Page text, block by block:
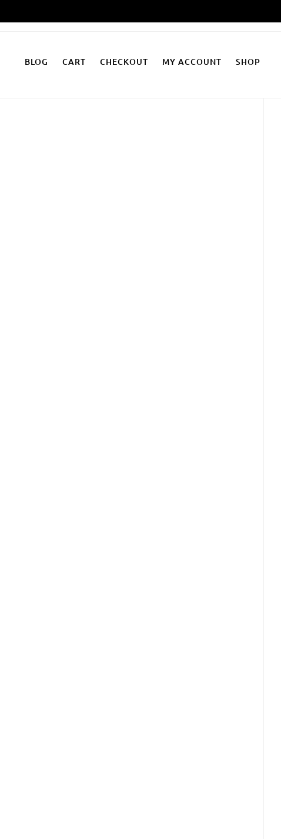
Inhalt
BLOG CART CHECKOUT MY ACCOUNT SHOP